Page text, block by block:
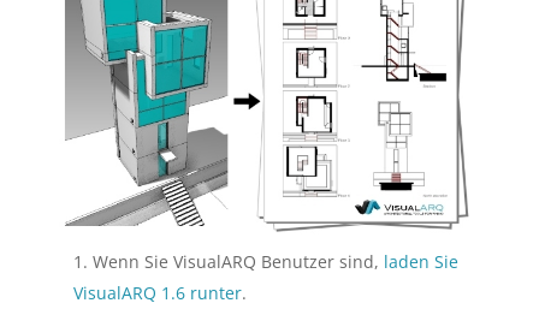
Wenn Sie VisualARQ Benutzer sind, laden Sie
VisualARQ 1.6 runter.